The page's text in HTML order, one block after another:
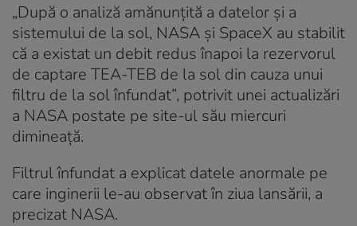
„După o analiză amănunțită a datelor și a
sistemului de la sol, NASA și SpaceX au stabilit
că a existat un debit redus înapoi la rezervorul
de captare TEA-TEB de la sol din cauza unui
filtru de la sol înfundat”, potrivit unei actualizări
a NASA postate pe site-ul său miercuri
dimineață.
Filtrul înfundat a explicat datele anormale pe
care inginerii le-au observat în ziua lansării, a
precizat NASA.